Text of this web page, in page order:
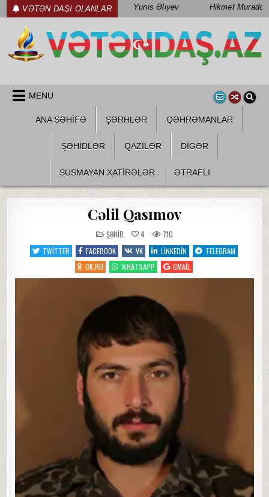
Skip
to
content
VƏTƏN DAŞI OLANLAR Yunis Əliyev Hikmət Muradov
MENU
ANA SƏHİFƏ ŞƏRHLƏR QƏHRƏMANLAR
ŞƏHIDLƏR QAZILƏR DIGƏR
SUSMAYAN XATİRƏLƏR ƏTRAFLI
Cəlil Qasımov
POSTED
IN
ŞƏHID 4
710
TWITTER
FACEBOOK VK LINKEDIN
TELEGRAM
OK.RU
WHATSAPP GMAIL